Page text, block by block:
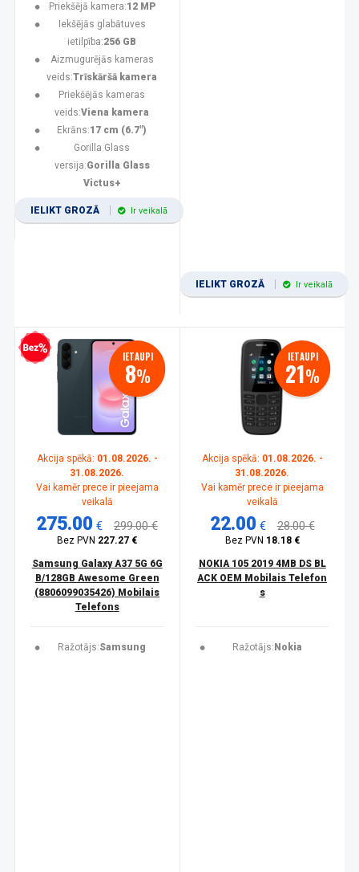
Priekšējā kamera:12 MP
Iekšējās glabātuves
ietilpība:256 GB
Aizmugurējās kameras
veids:Trīskāršā kamera
Priekšējās kameras
veids:Viena kamera
Ekrāns:17 cm (6.7")
Gorilla Glass
versija:Gorilla Glass
Victus+
IELIKT GROZĀ Ir veikalā
IELIKT GROZĀ Ir veikalā
kredīts IETAUPI
8%
Akcija spēkā: 01.08.2026. -
31.08.2026.
Vai kamēr prece ir pieejama
veikalā
275.00 € 299.00 €
Bez PVN 227.27 €
Samsung Galaxy A37 5G 6G
B/128GB Awesome Green
(8806099035426) Mobilais
Telefons
Ražotājs:Samsung
IETAUPI
21%
Akcija spēkā: 01.08.2026. -
31.08.2026.
Vai kamēr prece ir pieejama
veikalā
22.00 € 28.00 €
Bez PVN 18.18 €
NOKIA 105 2019 4MB DS BL
ACK OEM Mobilais Telefon
s
Ražotājs: Nokia